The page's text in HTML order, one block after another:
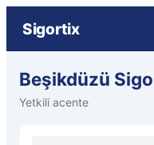
Sigortix
Beşikdüzü
Yetkili acente